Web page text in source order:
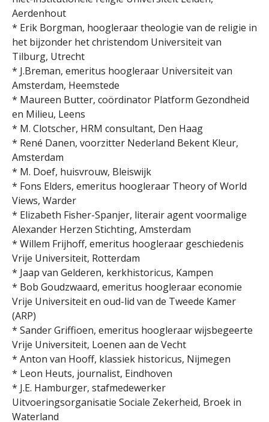
Aerdenhout
* Erik Borgman, hoogleraar theologie van de religie in
het bijzonder het christendom Universiteit van
Tilburg, Utrecht
* J.Breman, emeritus hoogleraar Universiteit van
Amsterdam, Heemstede
* Maureen Butter, coördinator Platform Gezondheid
en Milieu, Leens
* M. Clotscher, HRM consultant, Den Haag
* René Danen, voorzitter Nederland Bekent Kleur,
Amsterdam
* M. Doef, huisvrouw, Bleiswijk
* Fons Elders, emeritus hoogleraar Theory of World
Views, Warder
* Elizabeth Fisher-Spanjer, literair agent voormalige
Alexander Herzen Stichting, Amsterdam
* Willem Frijhoff, emeritus hoogleraar geschiedenis
Vrije Universiteit, Rotterdam
* Jaap van Gelderen, kerkhistoricus, Kampen
* Bob Goudzwaard, emeritus hoogleraar economie
Vrije Universiteit en oud-lid van de Tweede Kamer
(ARP)
* Sander Griffioen, emeritus hoogleraar wijsbegeerte
Vrije Universiteit, Loenen aan de Vecht
* Anton van Hooff, klassiek historicus, Nijmegen
* Leon Heuts, journalist, Eindhoven
* J.E. Hamburger, stafmedewerker
Uitvoeringsorganisatie Sociale Zekerheid, Broek in
Waterland